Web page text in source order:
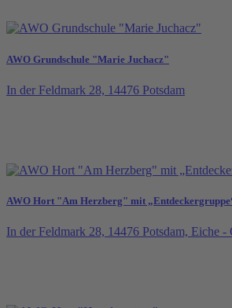
AWO Grundschule "Marie Juchacz"
In der Feldmark 28, 14476 Potsdam
AWO Hort "Am Herzberg" mit
In der Feldmark 28, 14476 Potsdam, Eiche -